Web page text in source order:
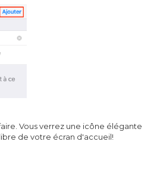
Vous verrez une icône élégante
de votre écran d'accueil!